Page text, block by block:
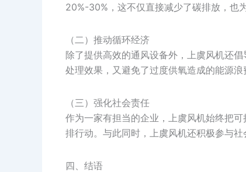
20%-30%，这不仅直接减少了碳排放，也
（二）推动循环经济
除了提供高效的通风设备外，上虞风机还
处理效果，又避免了过度供氧造成的能源
（三）强化社会责任
作为一家有担当的企业，上虞风机始终把
排行动。与此同时，上虞风机还积极参与
四、结语